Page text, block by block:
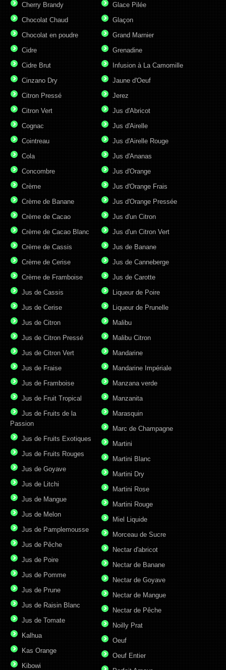
Cherry Brandy
Chocolat Chaud
Chocolat en poudre
Cidre
Cidre Brut
Cinzano Dry
Citron Pressé
Citron Vert
Cognac
Cointreau
Cola
Concombre
Crème
Crème de Banane
Crème de Cacao
Crème de Cacao Blanc
Crème de Cassis
Crème de Cerise
Crème de Framboise
Glace Pilée
Glaçon
Grand Marnier
Grenadine
Infusion à La Camomille
Jaune d'Oeuf
Jerez
Jus d'Abricot
Jus d'Airelle
Jus d'Airelle Rouge
Jus d'Ananas
Jus d'Orange
Jus d'Orange Frais
Jus d'Orange Pressée
Jus d'un Citron
Jus d'un Citron Vert
Jus de Banane
Jus de Canneberge
Jus de Carotte
Jus de Cassis
Jus de Cerise
Jus de Citron
Jus de Citron Pressé
Jus de Citron Vert
Jus de Fraise
Jus de Framboise
Jus de Fruit Tropical
Jus de Fruits de la
Passion
Jus de Fruits Exotiques
Jus de Fruits Rouges
Jus de Goyave
Jus de Litchi
Jus de Mangue
Jus de Melon
Jus de Pamplemousse
Jus de Pêche
Jus de Poire
Jus de Pomme
Jus de Prune
Jus de Raisin Blanc
Jus de Tomate
Kalhua
Kas Orange
Kibowi
Liqueur de Poire
Liqueur de Prunelle
Malibu
Malibu Citron
Mandarine
Mandarine Impériale
Manzana verde
Manzanita
Marasquin
Marc de Champagne
Martini
Martini Blanc
Martini Dry
Martini Rose
Martini Rouge
Miel Liquide
Morceau de Sucre
Nectar d'abricot
Nectar de Banane
Nectar de Goyave
Nectar de Mangue
Nectar de Pêche
Noilly Prat
Oeuf
Oeuf Entier